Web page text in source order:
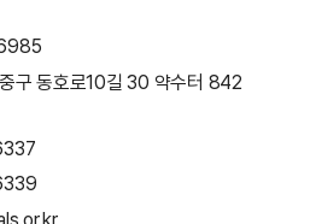
구 동호로10길 30 약수터 842